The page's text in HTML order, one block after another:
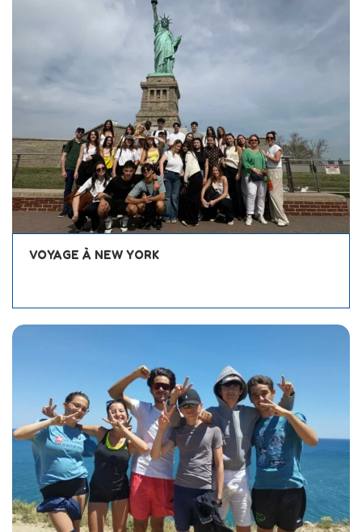
VOYAGE À NEW YORK